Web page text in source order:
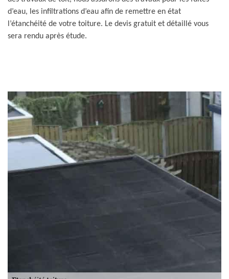
d’eau, les infiltrations d’eau afin de remettre en état
l’étanchéité de votre toiture. Le devis gratuit et détaillé vous
sera rendu après étude.